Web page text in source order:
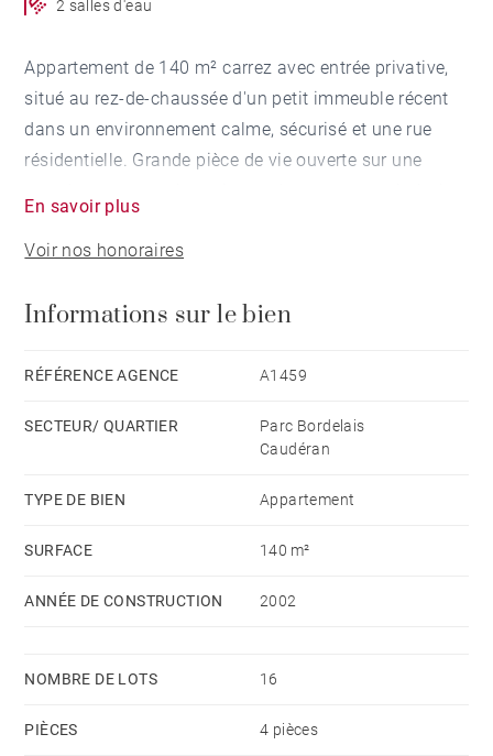
2 salles d'eau
Appartement de 140 m² carrez avec entrée privative,
situé au rez-de-chaussée d'un petit immeuble récent
dans un environnement calme, sécurisé et une rue
résidentielle. Grande pièce de vie ouverte sur une
et une cuisine. Trois chambres dont une suite
parentale avec dressing et deux salles d'eau. Deux
idéalement situé à deux pas des écoles, des
En savoir plus
Voir nos honoraires
Informations sur le bien
RÉFÉRENCE AGENCE A1459
SECTEUR/ QUARTIER
Parc Bordelais
Caudéran
TYPE DE BIEN Appartement
SURFACE 140 m²
ANNÉE DE CONSTRUCTION 2002
NOMBRE DE LOTS 16
PIÈCES 4 pièces